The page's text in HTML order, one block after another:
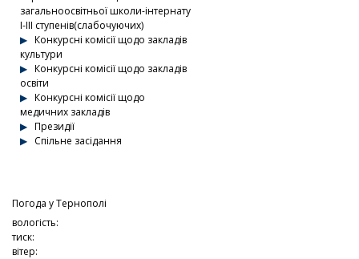
загальноосвітньої школи-інтернату
І-ІІІ ступенів(слабочуючих)
Конкурсні комісії щодо закладів
культури
Конкурсні комісії щодо закладів
освіти
Конкурсні комісії щодо
медичних закладів
Президії
Спільне засідання
Погода уТернополі
вологість:
тиск:
вітер: